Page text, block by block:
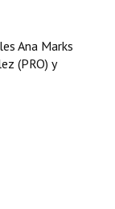
Ana Marks
(PRO) y